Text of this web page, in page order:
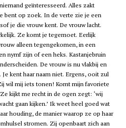
geïnteresseerd. Alles zakt
bent op zoek. In de verte zie je een
je die vrouw kent. De vrouw lacht.
Ze komt je tegemoet. Eerlijk
alleen tegengekomen, in een
nymf zijn of een heks. Kastanjebruin
De vrouw is nu vlakbij en
kent haar naam niet. Ergens, ooit zul
wil mij iets tonen! Komt mijn favoriete
kijkt me recht in de ogen zegt: ‘wij
gaan kijken.’ Ik weet heel goed wat
houding, de manier waarop ze op haar
stromen. Zij openbaart zich aan